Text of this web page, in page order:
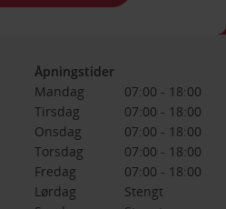
Åpningstider
Mandag
07:00 - 18:00
Tirsdag
07:00 - 18:00
Onsdag
07:00 - 18:00
Torsdag
07:00 - 18:00
Fredag
07:00 - 18:00
Lørdag
Stengt